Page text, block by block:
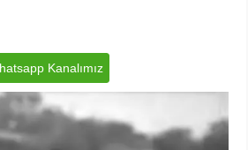
Kanalımız